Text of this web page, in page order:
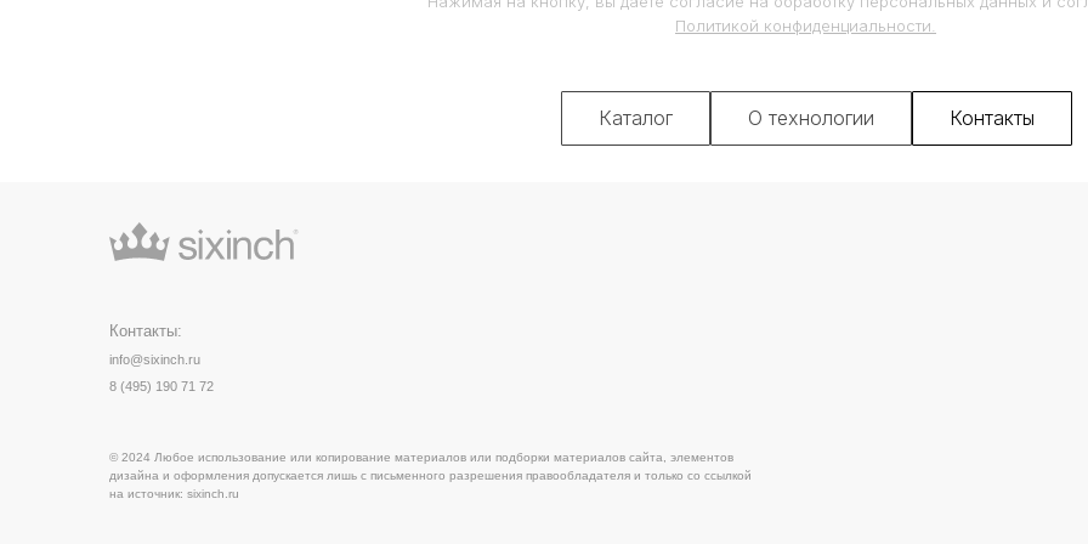
Политикой конфиденциальности.
Каталог О технологии Контакты
© 2024 Любое использование или копирование материалов или подборки материалов сайта, элементов
дизайна и оформления допускается лишь с письменного разрешения правообладателя и только со ссылкой